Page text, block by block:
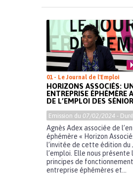
01 - Le Journal de l'Emploi
HORIZONS ASSOCIÉS:
ENTREPRISE ÉPHÉMÈRE
DE L’EMPLOI DES
Emission du 07/02/2024 -
Agnès Adex associée de
éphémère « Horizon
l’invitée de cette édition du
l’emploi. Elle nous présente
principes de fonctionnement
entreprise éphémères et...